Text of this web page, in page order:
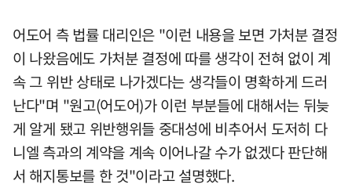
어도어 측 법률 대리인은 "이런 내용을 보면 가처분 결정
이 나왔음에도 가처분 결정에 따를 생각이 전혀 없이 계
속 그 위반 상태로 나가겠다는 생각들이 명확하게 드러
난다"며 "원고(어도어)가 이런 부분들에 대해서는 뒤늦
게 알게 됐고 위반행위들 중대성에 비추어서 도저히 다
니엘 측과의 계약을 계속 이어나갈 수가 없겠다 판단해
서 해지통보를 한 것"이라고 설명했다.